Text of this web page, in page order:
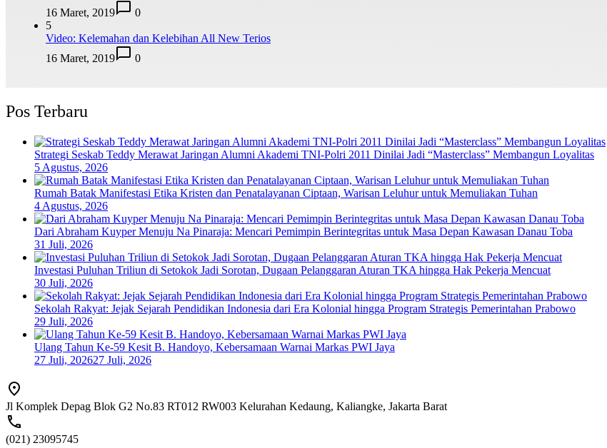
16 Maret, 2019
0
5
Video: Kelemahan dan Kelebihan All New Terios
16 Maret, 2019
0
Pos Terbaru
Strategi Seskab Teddy Merawat Jaringan Alumni Akademi TNI-Polri 2011 Dinilai Jadi “Masterclass” Membangun Loyalitas
5 Agustus, 2026
Rumah Batak Manifestasi Etika Kristen dan Penatalayanan Ciptaan, Warisan Leluhur untuk Memuliakan Tuhan
4 Agustus, 2026
Dari Abraham Kuyper Menuju Na Pinaraja: Mencari Pemimpin Berintegritas untuk Masa Depan Kawasan Danau Toba
31 Juli, 2026
Investasi Puluhan Triliun di Setokok Jadi Sorotan, Dugaan Pelanggaran Aturan TKA hingga Hak Pekerja Mencuat
30 Juli, 2026
Sekolah Rakyat: Jejak Sejarah Pendidikan Indonesia dari Era Kolonial hingga Program Strategis Pemerintahan Prabowo
29 Juli, 2026
Ulang Tahun Ke-59 Kesit B. Handoyo, Kebersamaan Warnai Markas PWI Jaya
27 Juli, 202627 Juli, 2026
Jl Komplek Depag Blok G2 No.83 RT012 RW003 Kelurahan Kedaung, Kaliangke, Jakarta Barat
(021) 23095745